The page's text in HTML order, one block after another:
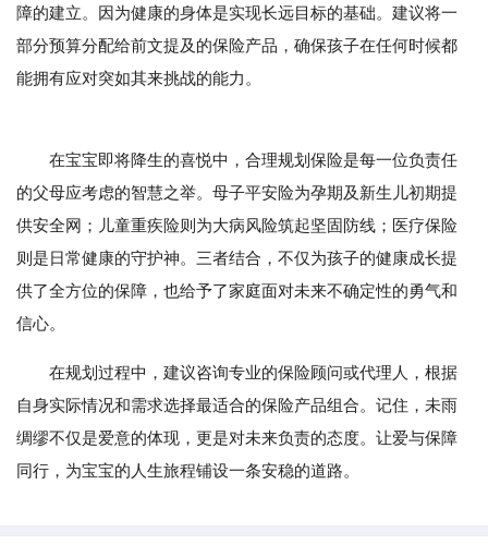
障的建立。因为健康的身体是实现长远目标的基础。建议将一
部分预算分配给前文提及的保险产品，确保孩子在任何时候都
能拥有应对突如其来挑战的能力。
在宝宝即将降生的喜悦中，合理规划保险是每一位负责任
的父母应考虑的智慧之举。母子平安险为孕期及新生儿初期提
供安全网；儿童重疾险则为大病风险筑起坚固防线；医疗保险
则是日常健康的守护神。三者结合，不仅为孩子的健康成长提
供了全方位的保障，也给予了家庭面对未来不确定性的勇气和
信心。
在规划过程中，建议咨询专业的保险顾问或代理人，根据
自身实际情况和需求选择最适合的保险产品组合。记住，未雨
绸缪不仅是爱意的体现，更是对未来负责的态度。让爱与保障
同行，为宝宝的人生旅程铺设一条安稳的道路。